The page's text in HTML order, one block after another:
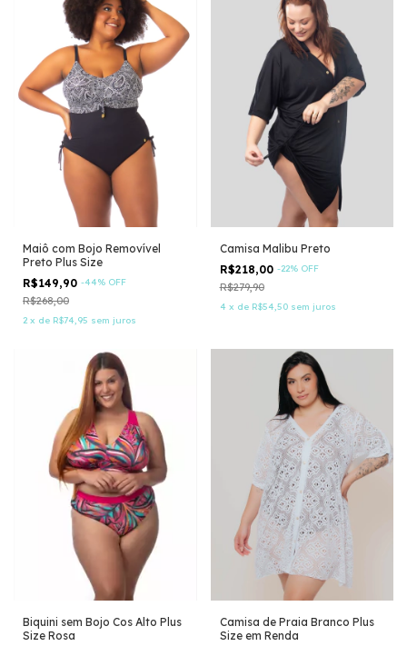
Maiô com Bojo Removível
Preto Plus Size
R$149,90 -44% OFF
R$268,00
2 x de R$74,95 sem juros
Camisa Malibu Preto
R$218,00 -22% OFF
R$279,90
4 x de R$54,50 sem juros
Biquini sem Bojo Cos Alto Plus
Size Rosa
Camisa de Praia Branco Plus
Size em Renda